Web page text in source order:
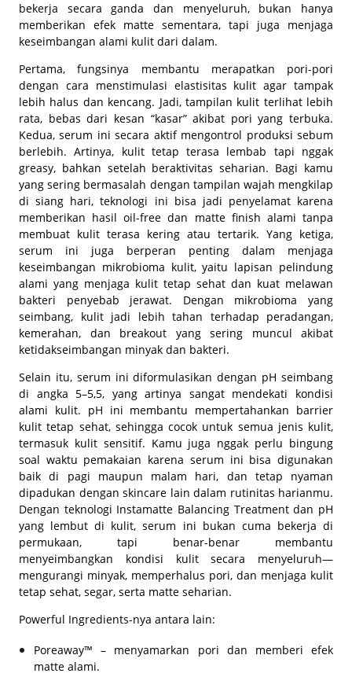
bekerja secara ganda dan menyeluruh, bukan hanya
memberikan efek matte sementara, tapi juga menjaga
keseimbangan alami kulit dari dalam.
Pertama, fungsinya membantu merapatkan pori-pori
dengan cara menstimulasi elastisitas kulit agar tampak
lebih halus dan kencang. Jadi, tampilan kulit terlihat lebih
rata, bebas dari kesan “kasar” akibat pori yang terbuka.
Kedua, serum ini secara aktif mengontrol produksi sebum
berlebih. Artinya, kulit tetap terasa lembab tapi nggak
greasy, bahkan setelah beraktivitas seharian. Bagi kamu
yang sering bermasalah dengan tampilan wajah mengkilap
di siang hari, teknologi ini bisa jadi penyelamat karena
memberikan hasiloil-free dan matte finish alami tanpa
membuat kulit terasa kering atau tertarik. Yang ketiga,
serum ini juga berperan penting dalam menjaga
keseimbangan mikrobioma kulit, yaitu lapisan pelindung
alami yang menjaga kulit tetap sehat dan kuat melawan
bakteri penyebab jerawat. Dengan mikrobioma yang
seimbang, kulit jadi lebih tahan terhadap peradangan,
kemerahan, dan breakout yang sering muncul akibat
ketidakseimbangan minyak dan bakteri.
Selain itu, serum ini diformulasikan dengan pH seimbang
di angka 5–5,5, yang artinya sangat mendekati kondisi
alami kulit. pH ini membantu mempertahankan barrier
kulit tetap sehat, sehingga cocok untuk semua jenis kulit,
termasuk kulit sensitif. Kamu juga nggak perlu bingung
soal waktu pemakaian karena serum ini bisa digunakan
baik di pagi maupun malam hari, dan tetap nyaman
dipadukan dengan skincare lain dalam rutinitas harianmu.
Dengan teknologi Instamatte Balancing Treatmentdan pH
yang lembut di kulit, serum ini bukan cuma bekerja di
permukaan, tapi benar-benar membantu
menyeimbangkan kondisi kulit secara menyeluruh—
mengurangi minyak, memperhalus pori, dan menjaga kulit
tetap sehat, segar, serta matte seharian.
Powerful Ingredients-nya antara lain:
Poreaway™ – menyamarkan pori dan memberi efek
matte alami.